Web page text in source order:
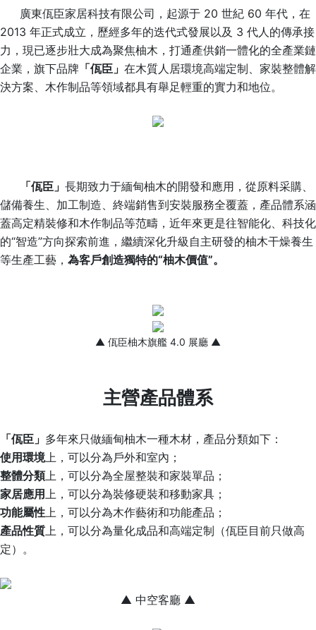
廣東佤臣家居科技有限公司，起源于 20 世紀 60 年代，在
2013 年正式成立，歷經多年的迭代式發展以及 3 代人的傳承接
力，現已逐步壯大成為聚焦柚木，打通產供銷一體化的全產業鏈
企業，旗下品牌 「佤臣」 在木質人居環境高端定制、家裝整體解
決方案、木作制品等領域都具有舉足輕重的實力和地位。
「佤臣」 長期致力于緬甸柚木的開發和應用，從原料采購、
儲備養生、加工制造、終端銷售到安裝服務全覆蓋，產品體系涵
蓋高定精裝修和木作制品等范疇，近年來更是往智能化、科技化
的“智造”方向探索前進，繼續深化升級自主研發的柚木干燥養生
等生產工藝， 為客戶創造獨特的“柚木價值”。
▲ 佤臣柚木旗艦 4.0 展廳 ▲
主營產品體系
「佤臣」 多年來只做緬甸柚木一種木材，產品分類如下：
使用環境上，可以分為戶外和室內；
整體分類上，可以分為全屋整裝和家裝單品；
家居應用 上，可以分為裝修硬裝和移動家具；
功能屬性 上，可以分為木作藝術和功能產品；
產品性質 上，可以分為量化成品和高端定制（佤臣目前只做高
定）。
▲ 中空客廳 ▲